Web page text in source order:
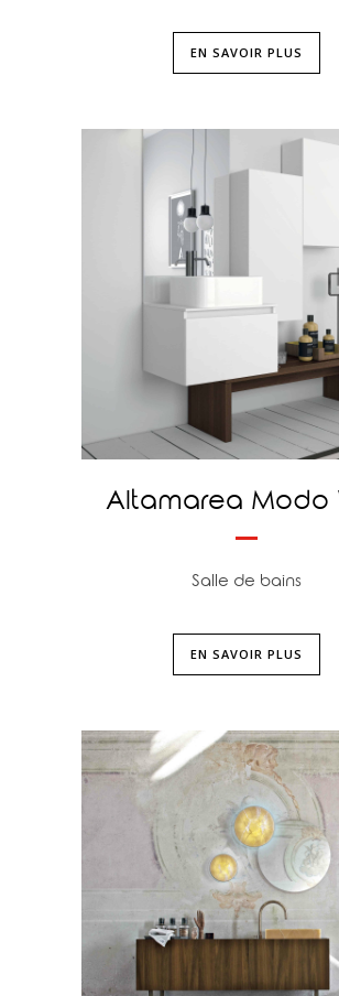
EN SAVOIR PLUS
Altamarea Modo
Salle de bains
EN SAVOIR PLUS